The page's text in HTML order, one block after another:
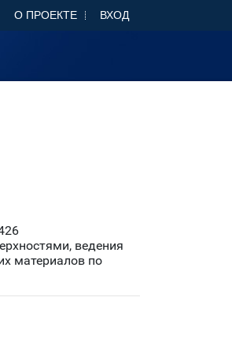
О ПРОЕКТЕ ВХОД
ведения
материалов по